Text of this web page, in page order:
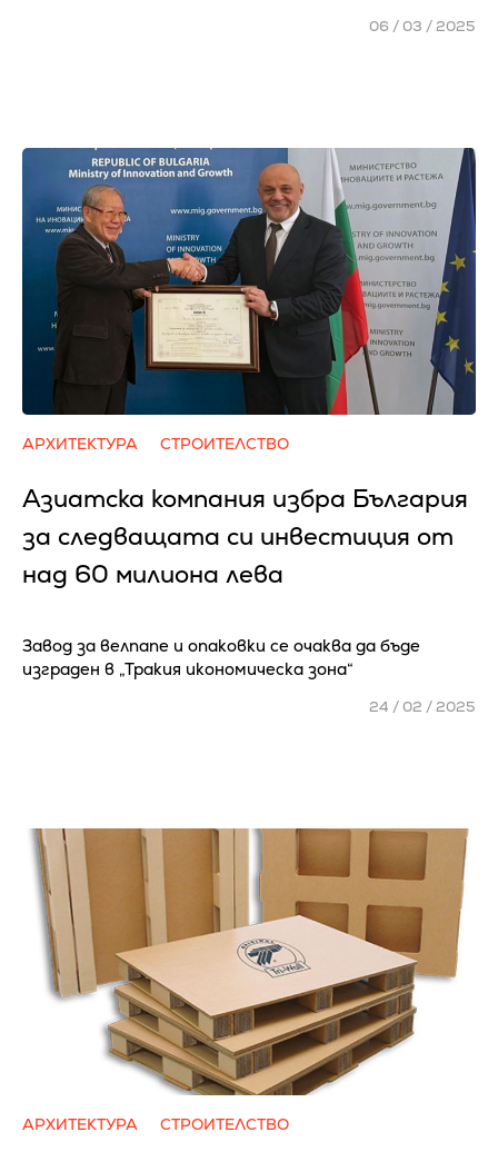
06 / 03 / 2025
АРХИТЕКТУРА СТРОИТЕЛСТВО
Азиатска компания избра България
за следващата си инвестиция от
над 60 милиона лева
Завод за велпапе и опаковки се очаква да бъде
изграден в „Тракия икономическа зона“
24 / 02 / 2025
АРХИТЕКТУРА СТРОИТЕЛСТВО